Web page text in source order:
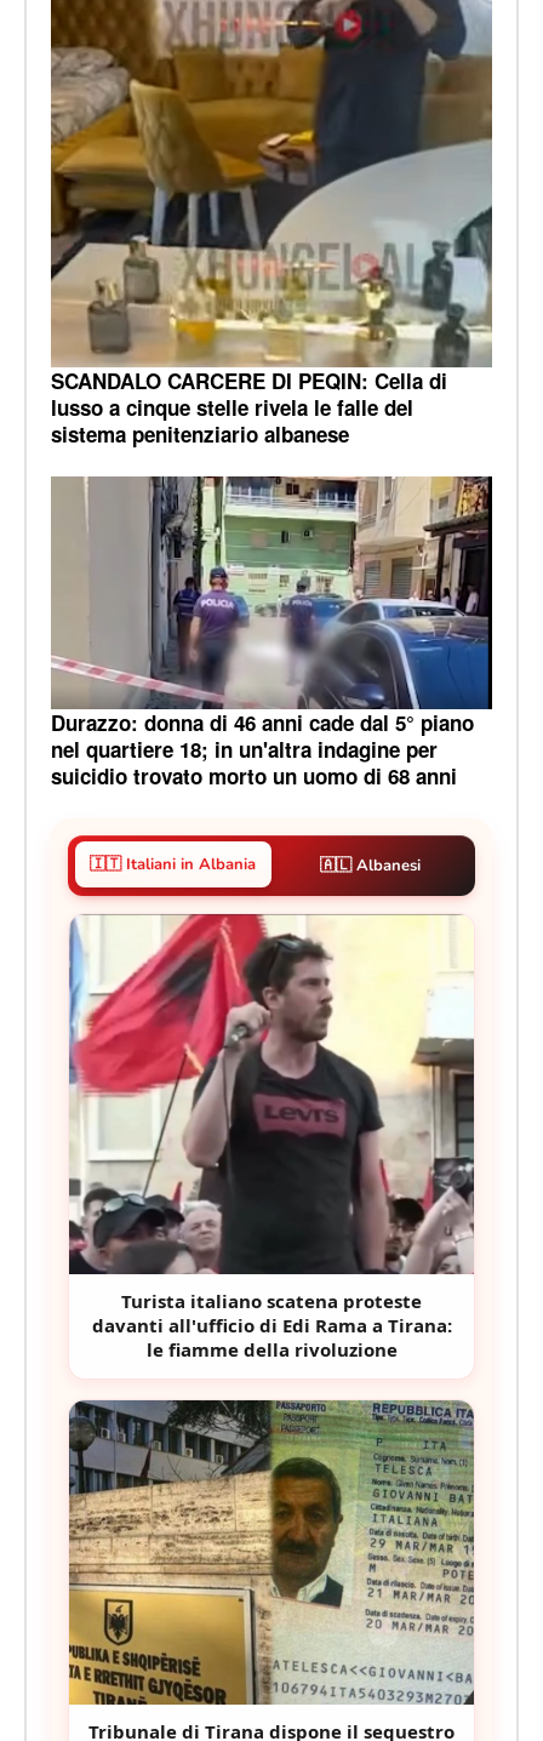
SCANDALO CARCERE DI PEQIN: Cella di
lusso a cinque stelle rivela le falle del
sistema penitenziario albanese
Durazzo: donna di 46 anni cade dal 5° piano
nel quartiere 18; in un'altra indagine per
suicidio trovato morto un uomo di 68 anni
🇮🇹 Italiani in Albania 🇦🇱 Albanesi
Turista italiano scatena proteste
davanti all'ufficio di Edi Rama a Tirana:
le fiamme della rivoluzione
Tribunale di Tirana dispone il sequestro